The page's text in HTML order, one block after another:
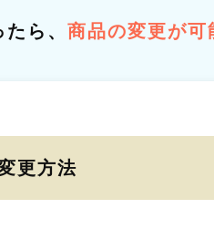
ら、 商品の変更が可
更方法